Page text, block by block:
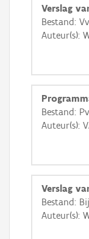
+
Basis
Ortho
GRB-
GRB-
Verslag
Bestand:
Auteur(s):
Bestand:
Auteur(s):
Verslag
Bestand:
Auteur(s):